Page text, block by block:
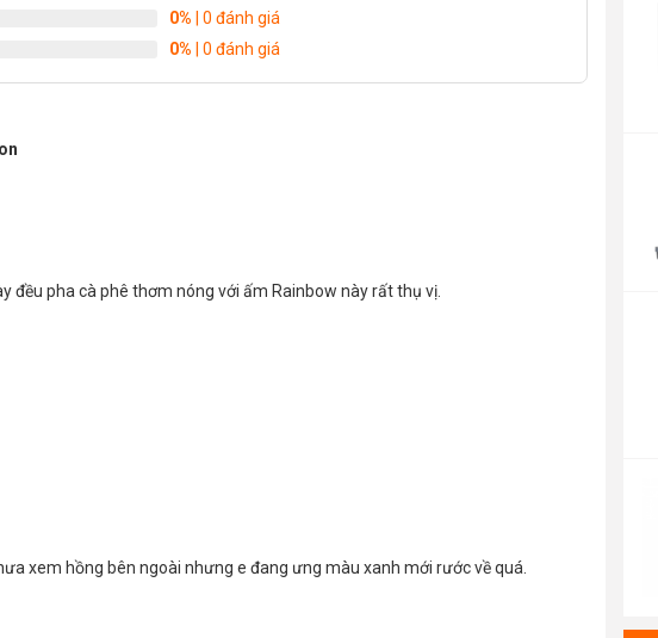
0% | 0 đánh giá
0% | 0 đánh giá
đều pha cà phê thơm nóng với ấm Rainbow này rất thụ vị.
xem hồng bên ngoài nhưng e đang ưng màu xanh mới rước về quá.